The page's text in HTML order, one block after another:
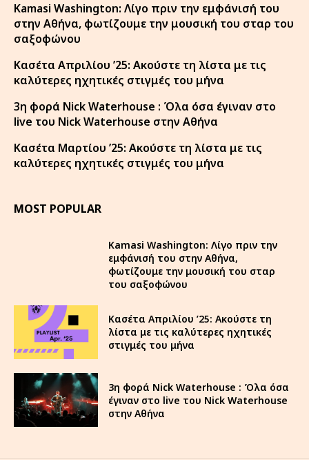
Kamasi Washington: Λίγο πριν την εμφάνισή του
στην Αθήνα, φωτίζουμε την μουσική του σταρ του
σαξοφώνου
Κασέτα Απριλίου ’25: Ακούστε τη λίστα με τις
καλύτερες ηχητικές στιγμές του μήνα
3η φορά Nick Waterhouse : Όλα όσα έγιναν στο
live του Nick Waterhouse στην Αθήνα
Κασέτα Μαρτίου ’25: Ακούστε τη λίστα με τις
καλύτερες ηχητικές στιγμές του μήνα
MOST POPULAR
Kamasi Washington: Λίγο πριν την
εμφάνισή του στην Αθήνα,
φωτίζουμε την μουσική του σταρ
του σαξοφώνου
Κασέτα Απριλίου ’25: Ακούστε τη
λίστα με τις καλύτερες ηχητικές
στιγμές του μήνα
3η φορά Nick Waterhouse : Όλα όσα
έγιναν στο live του Nick Waterhouse
στην Αθήνα